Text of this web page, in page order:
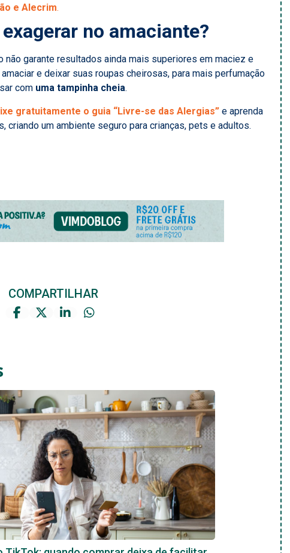
e Alecrim.
no amaciante?
não garante resultados ainda mais superiores em maciez e
e deixar suas roupas cheirosas, para mais perfumação
com uma tampinha cheia.
gratuitamente o guia “Livre-se das Alergias”e aprenda
criando um ambiente seguro para crianças, pets e adultos.
COMPARTILHAR